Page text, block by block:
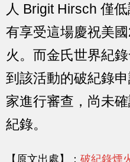
人 Brigit Hirsch 僅
有享受這場慶祝美
火。而金氏世界紀
到該活動的破紀錄
家進行審查，尚未
紀錄。
【原文出處】： 破紀錄煙